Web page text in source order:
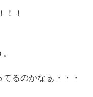
！！
るのかなぁ・・・